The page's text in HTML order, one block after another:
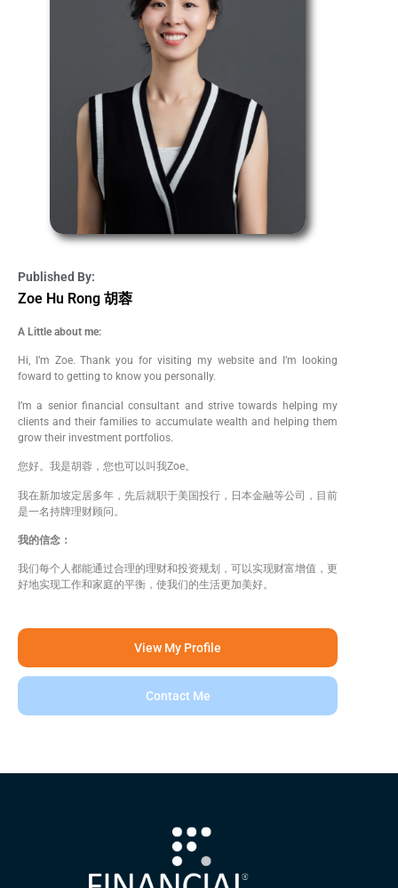
Published By:
Zoe Hu Rong 胡蓉
A Little about me:
Hi, I’m Zoe. Thank you for visiting my website and I’m looking
foward to getting to know you personally.
I’m a senior financial consultant and strive towards helping my
clients and their families to accumulate wealth and helping them
grow their investment portfolios.
您好。我是胡蓉，您也可以叫我Zoe。
我在新加坡定居多年，先后就职于美国投行，日本金融等公司，目前
是一名持牌理财顾问。
我的信念：
我们每个人都能通过合理的理财和投资规划，可以实现财富增值，更
好地实现工作和家庭的平衡，使我们的生活更加美好。
View My Profile
Contact Me